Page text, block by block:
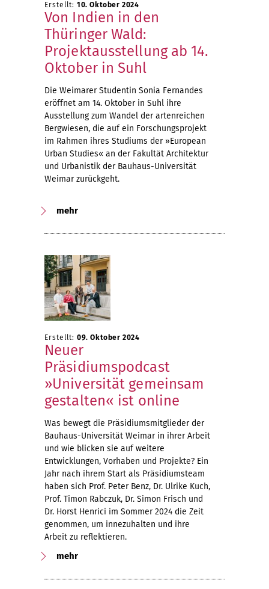
Erstellt: 10. Oktober 2024
Von Indien in den
Thüringer Wald:
Projektausstellung ab 14.
Oktober in Suhl
Die Weimarer Studentin Sonia Fernandes
eröffnet am 14. Oktober in Suhl ihre
Ausstellung zum Wandel der artenreichen
Bergwiesen, die auf ein Forschungsprojekt
im Rahmen ihres Studiums der »European
Urban Studies« an der Fakultät Architektur
und Urbanistik der Bauhaus-Universität
Weimar zurückgeht.
mehr
Erstellt: 09. Oktober 2024
Neuer
Präsidiumspodcast
»Universität gemeinsam
gestalten« ist online
Was bewegt die Präsidiumsmitglieder der
Bauhaus-Universität Weimar in ihrer Arbeit
und wie blicken sie auf weitere
Entwicklungen, Vorhaben und Projekte? Ein
Jahr nach ihrem Start als Präsidiumsteam
haben sich Prof. Peter Benz, Dr. Ulrike Kuch,
Prof. Timon Rabczuk, Dr. Simon Frisch und
Dr. Horst Henrici im Sommer 2024 die Zeit
genommen, um innezuhalten und ihre
Arbeit zu reflektieren.
mehr